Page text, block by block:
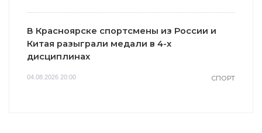
В Красноярске спортсмены из России и
Китая разыграли медали в 4-х
дисциплинах
04.08.2026 20:00 СПОРТ